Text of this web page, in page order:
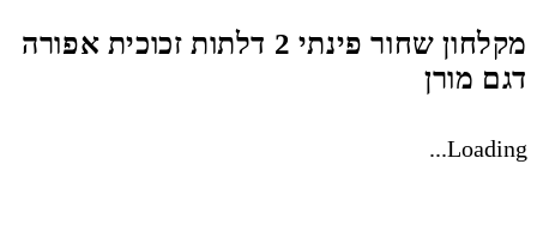
מקלחון שחור פינתי 2 דלתות זכוכית אפורה
דגם מורן
Loading...